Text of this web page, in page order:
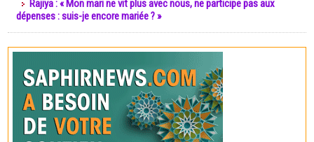
Rajiya : « Mon mari ne vit plus avec nous, ne participe pas aux
dépenses : suis-je encore mariée ? »